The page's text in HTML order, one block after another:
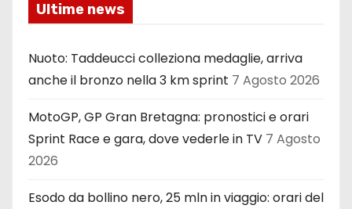
Ultime news
Nuoto: Taddeucci colleziona medaglie, arriva
anche il bronzo nella 3 km sprint 7 Agosto 2026
MotoGP, GP Gran Bretagna: pronostici e orari
Sprint Race e gara, dove vederle in TV 7 Agosto
2026
Esodo da bollino nero, 25 mln in viaggio: orari del